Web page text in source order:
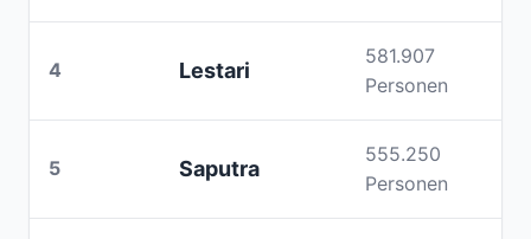
4 Lestari
581.907
Personen
5 Saputra
555.250
Personen